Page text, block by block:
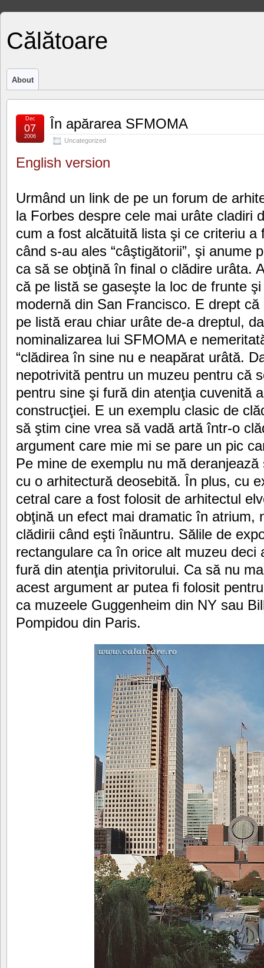
Călătoare
About
În apărarea SFMOMA
Uncategorized
Dec
07
2006
English version
Urmând un link de pe un forum de
la Forbes despre cele mai urâte cladiri
cum a fost alcătuită lista şi ce criteriu a
când s-au ales “câştigătorii”, şi anume
ca să se obţină în final o clădire urâta.
că pe listă se gaseşte la loc de frunte
modernă din San Francisco. E drept
pe listă erau chiar urâte de-a dreptul,
nominalizarea lui SFMOMA e
“clădirea în sine nu e neapărat urâtă.
nepotrivită pentru un muzeu pentru că
pentru sine şi fură din atenţia cuvenită
construcţiei. E un exemplu clasic de
să ştim cine vrea să vadă artă într-o
argument care mie mi se pare un pic
Pe mine de exemplu nu mă
cu o arhitectură deosebită. În plus, cu
cetral care a fost folosit de arhitectul
obţină un efect mai dramatic în atrium,
clădirii când eşti înăuntru. Sălile de
rectangulare ca în orice alt muzeu deci
fură din atenţia privitorului. Ca să nu
acest argument ar putea fi folosit
ca muzeele Guggenheim din NY sau
Pompidou din Paris.